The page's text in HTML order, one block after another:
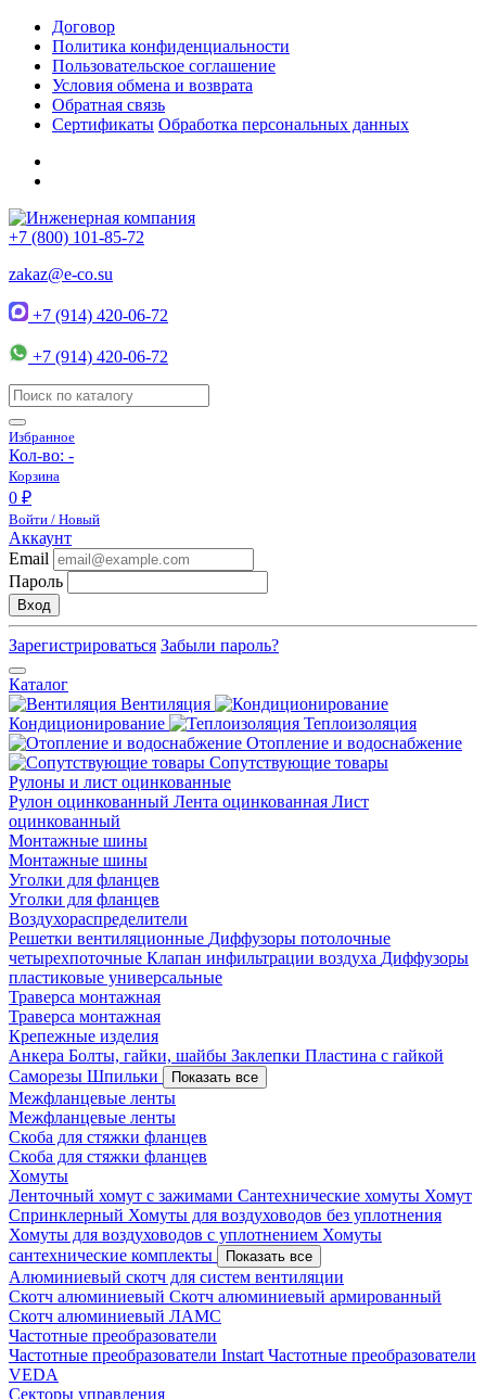
Договор
Политика конфиденциальности
Пользовательское соглашение
Условия обмена и возврата
Обратная связь
Сертификаты Обработка персональных данных
+7 (800) 101-85-72
zakaz@e-co.su
+7 (914) 420-06-72
+7 (914) 420-06-72
Избранное
Кол-во: -
Корзина
0 ₽
Войти / Новый
Аккаунт
Email
Пароль
Вход
Зарегистрироваться Забыли пароль?
Каталог
Вентиляция
Кондиционирование
Теплоизоляция
Отопление и водоснабжение
Сопутствующие товары
Рулоны и лист оцинкованные
Рулон оцинкованный Лента оцинкованная Лист
оцинкованный
Монтажные шины
Монтажные шины
Уголки для фланцев
Уголки для фланцев
Воздухораспределители
Решетки вентиляционные Диффузоры потолочные
четырехпоточные Клапан инфильтрации воздуха Диффузоры
пластиковые универсальные
Траверса монтажная
Траверса монтажная
Крепежные изделия
Анкера Болты, гайки, шайбы Заклепки Пластина с гайкой
Саморезы Шпильки Показать все
Межфланцевые ленты
Межфланцевые ленты
Скоба для стяжки фланцев
Скоба для стяжки фланцев
Хомуты
Ленточный хомут с зажимами Сантехнические хомуты Хомут
Спринклерный Хомуты для воздуховодов без уплотнения
Хомуты для воздуховодов с уплотнением Хомуты
сантехнические комплекты
Показать все
Алюминиевый скотч для систем вентиляции
Скотч алюминиевый Скотч алюминиевый армированный
Скотч алюминиевый ЛАМС
Частотные преобразователи
Частотные преобразователи Instart Частотные преобразователи
VEDA
Секторы управления